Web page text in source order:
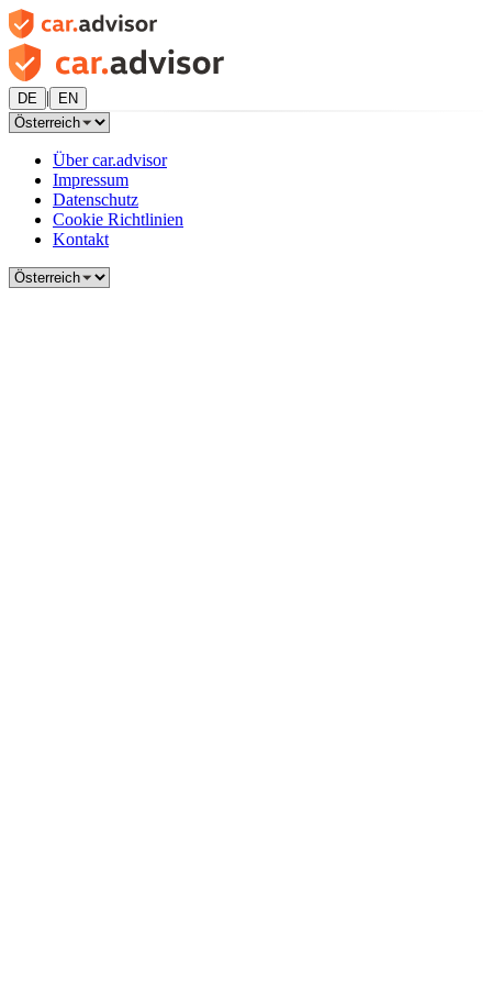
DE | EN
Über car.advisor
Impressum
Datenschutz
Cookie Richtlinien
Kontakt